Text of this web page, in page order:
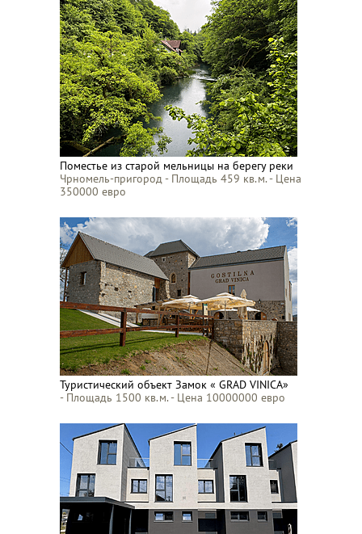
Поместье из старой мельницы на берегу реки
Чрномель-пригород - Площадь 459 кв.м. - Цена
350000 евро
Туристический объект Замок « GRAD VINICA»
- Площадь 1500 кв.м. - Цена 10000000 евро